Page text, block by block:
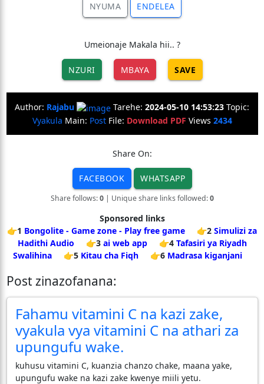
NYUMA ENDELEA
Umeionaje Makala hii.. ?
NZURI MBAYA SAVE
Author: Rajabu Tarehe: 2024-05-10 14:53:23 Topic:
Vyakula Main: PostFile: Download PDF Views 2434
Share On:
FACEBOOK WHATSAPP
Share follows:0| Unique share links followed:0
Sponsored links
👉1 Bongolite - Game zone - Play free game 👉2 Simulizi za
Hadithi Audio
👉3 ai web app 👉4 Tafasiri ya Riyadh
Swalihina
👉5 Kitau cha Fiqh 👉6 Madrasa kiganjani
Post zinazofanana:
Fahamu vitamini C na kazi zake,
vyakula vya vitamini C na athari za
upungufu wake.
kuhusu vitamini C, kuanzia chanzo chake, maana yake,
upungufu wake na kazi zake kwenye miili yetu.